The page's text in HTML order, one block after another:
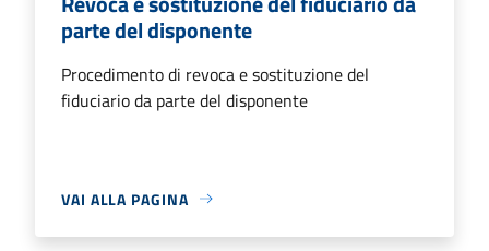
parte del disponente
Procedimento di revoca e sostituzione del
fiduciario da parte del disponente
VAI ALLA PAGINA